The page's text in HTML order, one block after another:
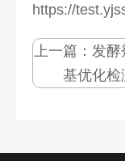
https://
上一篇： 发酵
基优化检